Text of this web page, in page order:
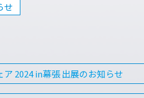
せ
ア 2024 in幕張 出展のお知らせ